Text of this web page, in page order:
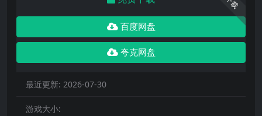
百度网盘
夸克网盘
最近更新: 2026-07-30
游戏大小: